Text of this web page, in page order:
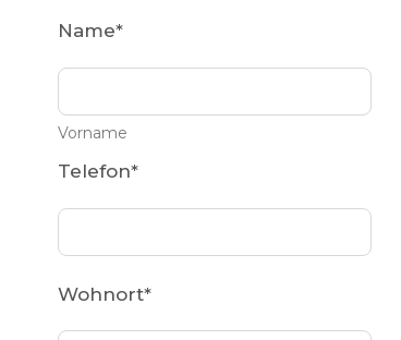
Name*
Vorname
Telefon*
Wohnort*